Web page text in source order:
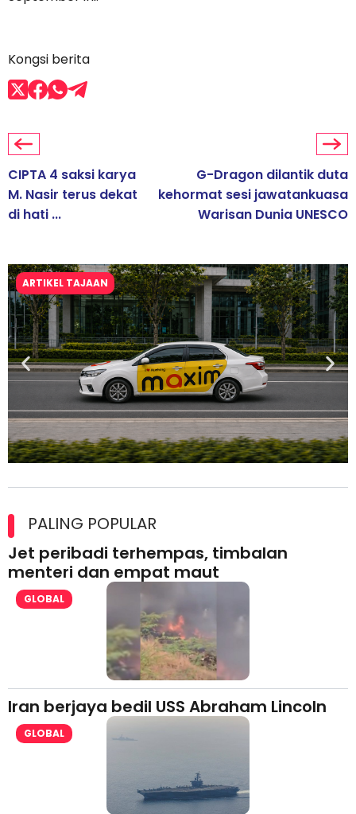
Kongsi berita
CIPTA 4 saksi karya
M. Nasir terus dekat
di hati ...
G-Dragon dilantik duta
kehormat sesi jawatankuasa
Warisan Dunia UNESCO
ARTIKEL TAJAAN
lesen separuh pertama 2026
PALING POPULAR
Jet peribadi terhempas, timbalan
menteri dan empat maut
GLOBAL
Iran berjaya bedil USS Abraham Lincoln
GLOBAL